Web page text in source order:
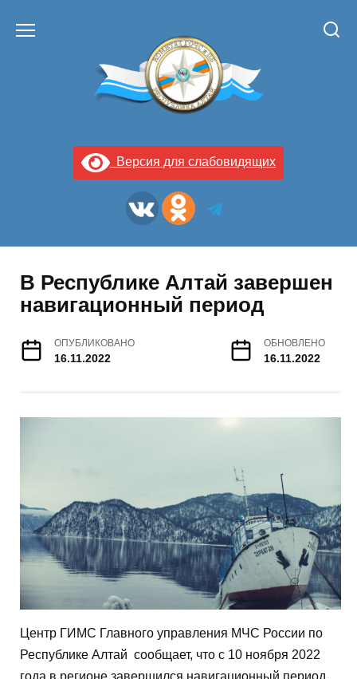
Версия для слабовидящих
В Республике Алтай завершен
навигационный период
ОПУБЛИКОВАНО
16.11.2022
ОБНОВЛЕНО
16.11.2022
Центр ГИМС Главного управления МЧС России по
Республике Алтай сообщает, что с 10 ноября 2022